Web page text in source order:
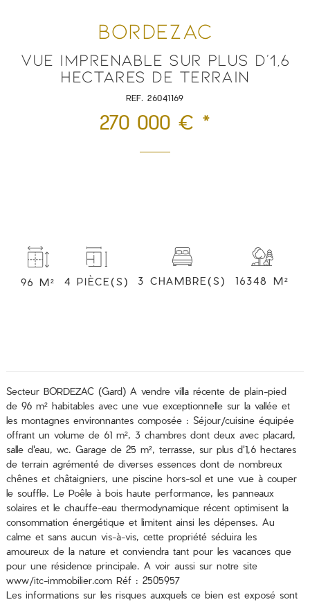
BORDEZAC
VUE IMPRENABLE SUR PLUS D'1,6
HECTARES DE TERRAIN
REF. 26041169
270 000 € *
96 M² 4 PIÈCE(S) 3 CHAMBRE(S) 16348 M²
Secteur BORDEZAC (Gard) A vendre villa récente de plain-pied
de 96 m² habitables avec une vue exceptionnelle sur la vallée et
les montagnes environnantes composée : Séjour/cuisine équipée
offrant un volume de 61 m², 3 chambres dont deux avec placard,
salle d'eau, wc. Garage de 25 m², terrasse, sur plus d'1,6 hectares
de terrain agrémenté de diverses essences dont de nombreux
chênes et châtaigniers, une piscine hors-sol et une vue à couper
le souffle. Le Poêle à bois haute performance, les panneaux
solaires et le chauffe-eau thermodynamique récent optimisent la
consommation énergétique et limitent ainsi les dépenses. Au
calme et sans aucun vis-à-vis, cette propriété séduira les
amoureux de la nature et conviendra tant pour les vacances que
pour une résidence principale. A voir aussi sur notre site
www/itc-immobilier.com Réf : 2505957
Les informations sur les risques auxquels ce bien est exposé sont